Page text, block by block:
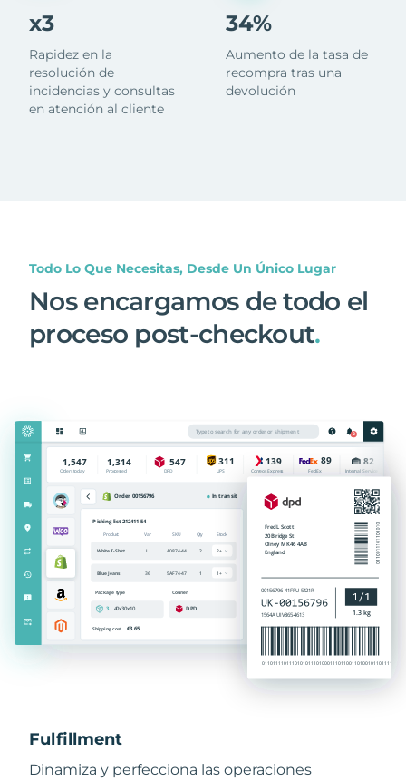
x3
Rapidez en la
resolución de
incidencias y consultas
en atención al cliente
34%
Aumento de la tasa de
recompra tras una
devolución
Todo Lo Que Necesitas, Desde Un Único Lugar
Nos encargamos de todo el
proceso post-checkout.
Fulfillment
Dinamiza y perfecciona las operaciones